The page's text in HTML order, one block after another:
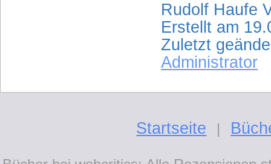
Rudolf Haufe
Erstellt am
Zuletzt
Administrator
Startseite |